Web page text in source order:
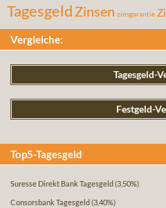
Tagesgeld Zinsen zinsgarantie
Vergleiche:
Tagesgeld-
Festgeld-
Top5-Tagesgeld
Suresse Direkt Bank Tagesgeld (3,50%)
Consorsbank Tagesgeld (3,40%)